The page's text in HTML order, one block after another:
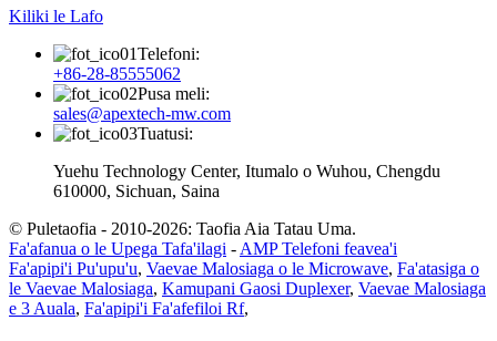
Kiliki le Lafo
Telefoni:
+86-28-85555062
Pusa meli:
sales@apextech-mw.com
Tuatusi:
Yuehu Technology Center, Itumalo o Wuhou, Chengdu
610000, Sichuan, Saina
© Puletaofia - 2010-2026: Taofia Aia Tatau Uma.
Fa'afanua o le Upega Tafa'ilagi - AMP Telefoni feavea'i
Fa'apipi'i Pu'upu'u, Vaevae Malosiaga o le Microwave, Fa'atasiga o
le Vaevae Malosiaga, Kamupani Gaosi Duplexer, Vaevae Malosiaga
e 3 Auala, Fa'apipi'i Fa'afefiloi Rf,